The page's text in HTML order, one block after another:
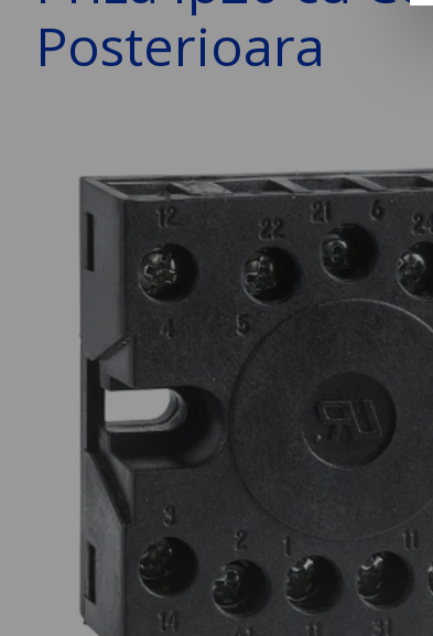
Posterioara